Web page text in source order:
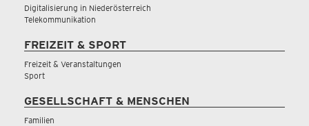
Digitalisierung in Niederösterreich
Telekommunikation
FREIZEIT & SPORT
Freizeit & Veranstaltungen
Sport
GESELLSCHAFT & MENSCHEN
Familien